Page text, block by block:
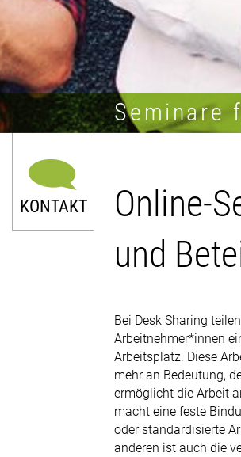
Seminare
KONTAKT
0211 9046-0
E-Mail senden
Newsletter
Online-
und
Bei Desk Sharing
Arbeitnehmer*innen
Arbeitsplatz. Diese
mehr an Bedeutung,
ermöglicht die Arbeit
macht eine feste
oder standardisierte
anderen ist auch die